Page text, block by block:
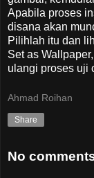
Apabila proses
disana akan
Pilihlah itu dan
Set as
ulangi proses uji
Ahmad Roihan
Share
No